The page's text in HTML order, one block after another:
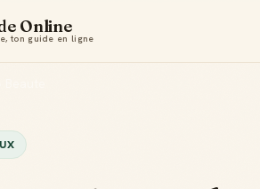
Online
ton guide en ligne